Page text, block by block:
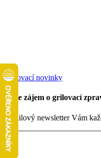
Grilovací novinky
Máte zájem o grilovací
Emailový newsletter Vám